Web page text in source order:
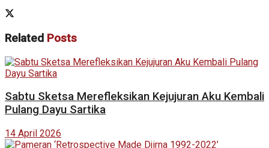
Related Posts
Sabtu Sketsa Merefleksikan Kejujuran Aku Kembali
Pulang Dayu Sartika
14 April 2026